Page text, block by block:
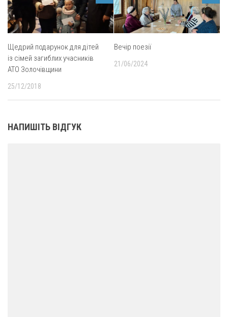
Щедрий подарунок для дітей
із сімей загиблих учасників
АТО Золочівщини
25/12/2018
Вечір поезії
21/06/2024
НАПИШІТЬ ВІДГУК